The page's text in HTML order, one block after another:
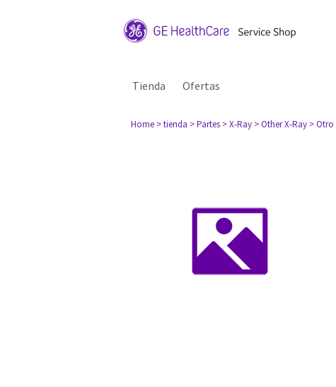
Tienda Ofertas
Home > tienda > Partes > X-Ray > Other X-Ray > Otro